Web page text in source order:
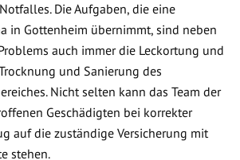
Die Aufgaben, die eine
in Gottenheim übernimmt, sind neben
auch immer die Leckortung und
und Sanierung des
Nicht selten kann das Team der
Geschädigten bei korrekter
auf die zuständige Versicherung mit
stehen.